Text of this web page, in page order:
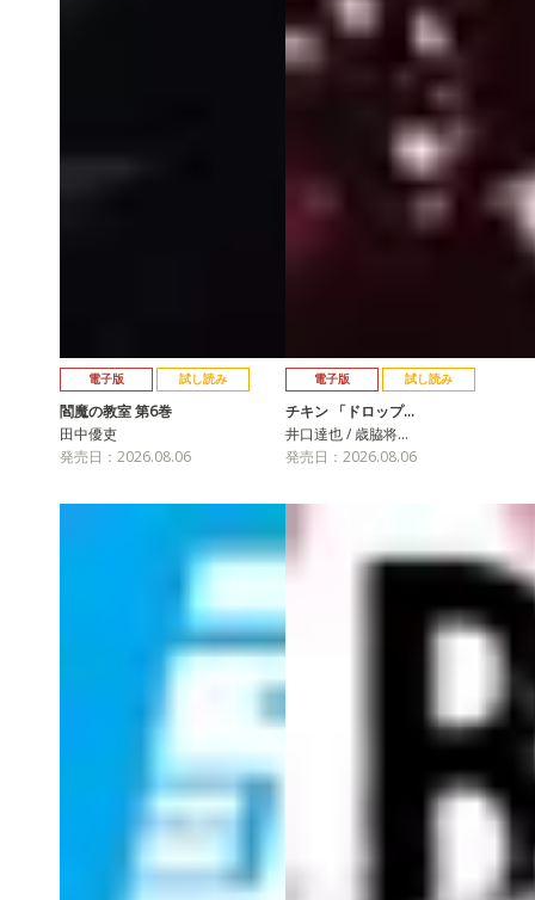
電子版 試し読み
閻魔の教室 第6巻
田中優吏
発売日：2026.08.06
電子版 試し読み
チキン 「ドロップ…
井口達也 / 歳脇将…
発売日：2026.08.06